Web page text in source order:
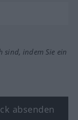
sind, indem Sie ein
absenden